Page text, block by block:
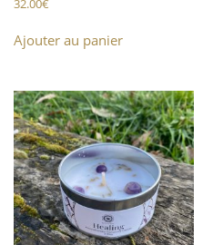
Ajouter au panier